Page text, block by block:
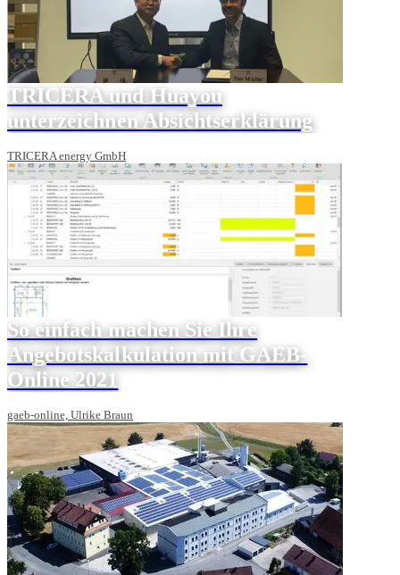
TRICERA und Huayou
unterzeichnen Absichtserklärung
TRICERA energy GmbH
So einfach machen Sie Ihre
Angebotskalkulation mit GAEB-
Online 2021
gaeb-online, Ulrike Braun